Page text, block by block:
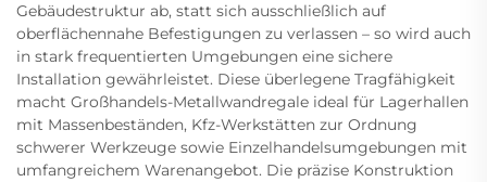
Gebäudestruktur ab, statt sich ausschließlich auf
oberflächennahe Befestigungen zu verlassen – so wird auch
in stark frequentierten Umgebungen eine sichere
Installation gewährleistet. Diese überlegene Tragfähigkeit
macht Großhandels-Metallwandregale ideal für Lagerhallen
mit Massenbeständen, Kfz-Werkstätten zur Ordnung
schwerer Werkzeuge sowie Einzelhandelsumgebungen mit
umfangreichem Warenangebot. Die präzise Konstruktion